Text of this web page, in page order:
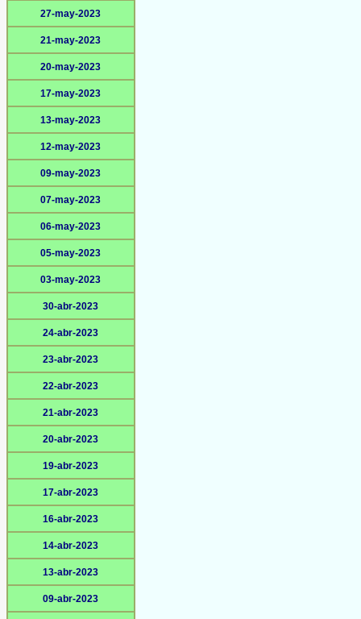
27-may-2023
21-may-2023
20-may-2023
17-may-2023
13-may-2023
12-may-2023
09-may-2023
07-may-2023
06-may-2023
05-may-2023
03-may-2023
30-abr-2023
24-abr-2023
23-abr-2023
22-abr-2023
21-abr-2023
20-abr-2023
19-abr-2023
17-abr-2023
16-abr-2023
14-abr-2023
13-abr-2023
09-abr-2023